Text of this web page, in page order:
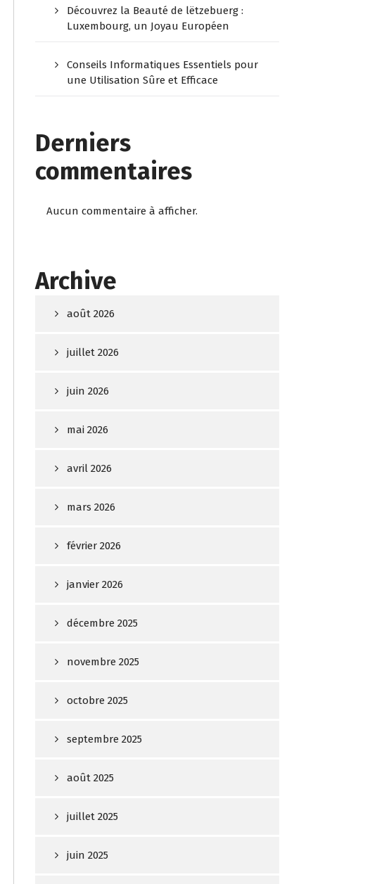
Découvrez la Beauté de lëtzebuerg :
Luxembourg, un Joyau Européen
Conseils Informatiques Essentiels pour
une Utilisation Sûre et Efficace
Derniers
commentaires
Aucun commentaire à afficher.
Archive
août 2026
juillet 2026
juin 2026
mai 2026
avril 2026
mars 2026
février 2026
janvier 2026
décembre 2025
novembre 2025
octobre 2025
septembre 2025
août 2025
juillet 2025
juin 2025